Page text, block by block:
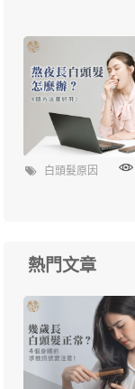
白頭髮原因
熱門文章